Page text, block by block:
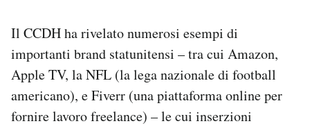
Il CCDH ha rivelato numerosi esempi di
importanti brand statunitensi – tra cui Amazon,
Apple TV, la NFL (la lega nazionale di football
americano), e Fiverr (una piattaforma online per
fornire lavoro freelance) – le cui inserzioni